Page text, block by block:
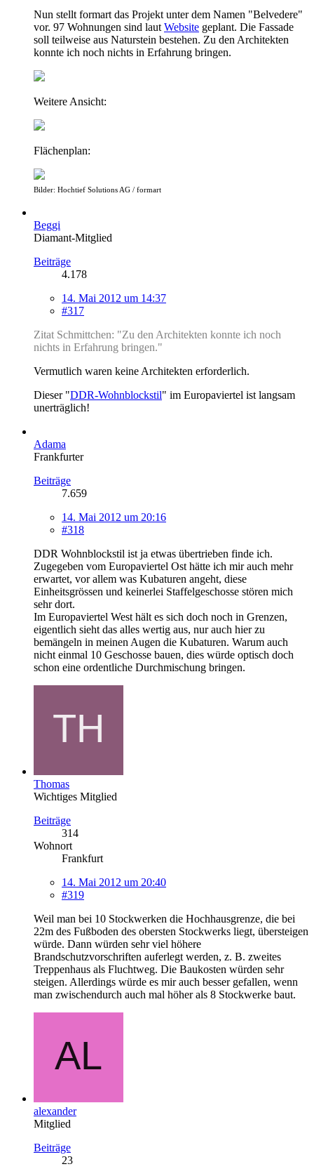
Nun stellt formart das Projekt unter dem Namen "Belvedere"
vor. 97 Wohnungen sind laut Website geplant. Die Fassade
soll teilweise aus Naturstein bestehen. Zu den Architekten
konnte ich noch nichts in Erfahrung bringen.
Weitere Ansicht:
Flächenplan:
Bilder: Hochtief Solutions AG / formart
Beggi
Diamant-Mitglied
Beiträge
4.178
14. Mai 2012 um 14:37
#317
Zitat Schmittchen: "Zu den Architekten konnte ich noch
nichts in Erfahrung bringen."
Vermutlich waren keine Architekten erforderlich.
Dieser "DDR-Wohnblockstil" im Europaviertel ist langsam
unerträglich!
Adama
Frankfurter
Beiträge
7.659
14. Mai 2012 um 20:16
#318
DDR Wohnblockstil ist ja etwas übertrieben finde ich.
Zugegeben vom Europaviertel Ost hätte ich mir auch mehr
erwartet, vor allem was Kubaturen angeht, diese
Einheitsgrössen und keinerlei Staffelgeschosse stören mich
sehr dort.
Im Europaviertel West hält es sich doch noch in Grenzen,
eigentlich sieht das alles wertig aus, nur auch hier zu
bemängeln in meinen Augen die Kubaturen. Warum auch
nicht einmal 10 Geschosse bauen, dies würde optisch doch
schon eine ordentliche Durchmischung bringen.
Thomas
Wichtiges Mitglied
Beiträge
314
Wohnort
Frankfurt
14. Mai 2012 um 20:40
#319
Weil man bei 10 Stockwerken die Hochhausgrenze, die bei
22m des Fußboden des obersten Stockwerks liegt, übersteigen
würde. Dann würden sehr viel höhere
Brandschutzvorschriften auferlegt werden, z. B. zweites
Treppenhaus als Fluchtweg. Die Baukosten würden sehr
steigen. Allerdings würde es mir auch besser gefallen, wenn
man zwischendurch auch mal höher als 8 Stockwerke baut.
alexander
Mitglied
Beiträge
23